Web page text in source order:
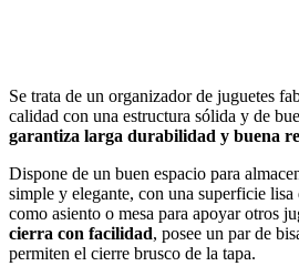
Se trata de un organizador de juguetes
calidad con una estructura sólida y de
garantiza larga durabilidad y buena
Dispone de un buen espacio para
simple y elegante, con una superficie lisa
como asiento o mesa para apoyar otros
cierra con facilidad, posee un par de
permiten el cierre brusco de la tapa.